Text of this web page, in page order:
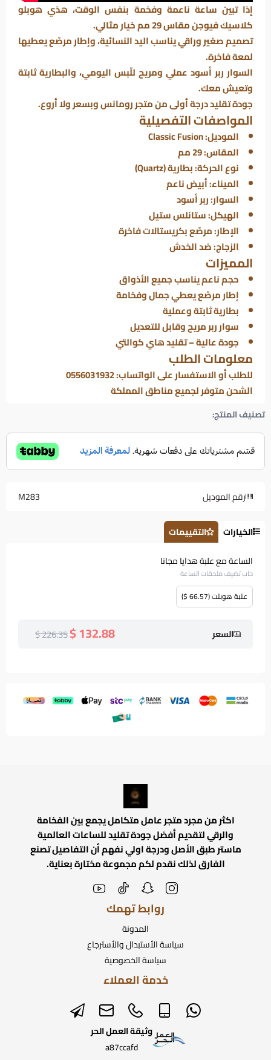
إذا تبين ساعة ناعمة وفخمة بنفس الوقت، هذي هوبلو
كلاسيك فيوجن مقاس 29 مم خيار مثالي.
تصميم صغير وراقي يناسب اليد النسائية، وإطار مرصّع يعطيها
لمعة فاخرة.
السوار ربر أسود عملي ومريح للّبس اليومي، والبطارية ثابتة
وتعيش معك.
جودة تقليد درجة أولى من متجر رومانس وبسعر ولا أروع.
المواصفات التفصيلية
الموديل: Classic Fusion
المقاس: 29 مم
نوع الحركة: بطارية (Quartz)
الميناء: أبيض ناعم
السوار: ربر أسود
الهيكل: ستانلس ستيل
الإطار: مرصّع بكريستالات فاخرة
الزجاج: ضد الخدش
المميزات
حجم ناعم يناسب جميع الأذواق
إطار مرصّع يعطي جمال وفخامة
بطارية ثابتة وعملية
سوار ربر مريح وقابل للتعديل
جودة عالية – تقليد هاي كوالتي
معلومات الطلب
للطلب أو الاستفسار على الواتساب: 0556031932
الشحن متوفر لجميع مناطق المملكة
تصنيف المنتج:
رقم الموديل M283
الخيارات
التقييمات
الساعة مع علبة هدايا مجانا
حاب تضيف ملحقات الساعة
علبة هوبلت (66.57 $)
السعر 132.88 $
226.35 $
اكثر من مجرد متجر عامل متكامل يجمع بين الفخامة
والرقي لتقديم أفضل جودة تقليد للساعات العالمية
ماستر طبق الأصل ودرجة اولي نفهم أن التفاصيل تصنع
الفارق لذلك نقدم لكم مجموعة مختارة بعناية.
روابط تهمك
المدونة
سياسة الأستبدال والأسترجاع
سياسة الخصوصية
خدمة العملاء
وثيقة العمل الحر
a87ccafd